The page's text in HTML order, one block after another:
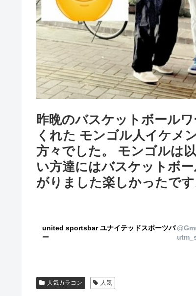
昨晩のバスケットボール
くれた モンゴル人イケメ
方々でした。 モンゴルは
い方達にはバスケットボ
がりました楽しかったで
united sportsbar ユナイテッドスポーツバ
ー
人気カラコン 人気